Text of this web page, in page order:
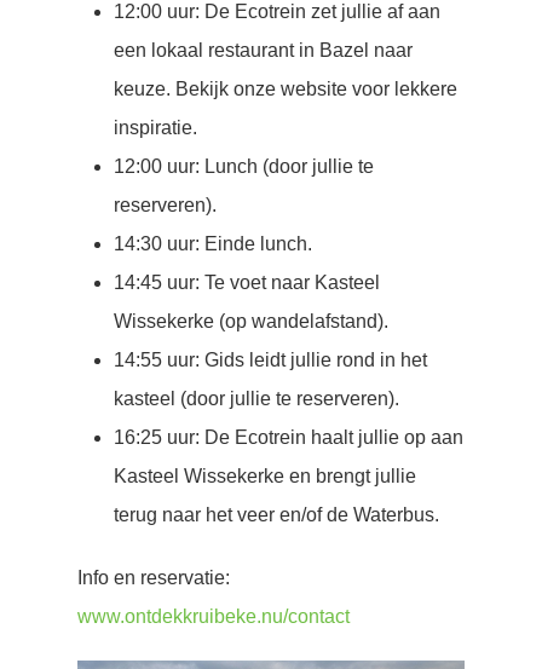
12:00 uur: De Ecotrein zet jullie af aan
een lokaal restaurant in Bazel naar
keuze. Bekijk onze website voor lekkere
inspiratie.
12:00 uur: Lunch (door jullie te
reserveren).
14:30 uur: Einde lunch.
14:45 uur: Te voet naar Kasteel
Wissekerke (op wandelafstand).
14:55 uur: Gids leidt jullie rond in het
kasteel (door jullie te reserveren).
16:25 uur: De Ecotrein haalt jullie op aan
Kasteel Wissekerke en brengt jullie
terug naar het veer en/of de Waterbus.
Info en reservatie:
www.ontdekkruibeke.nu/contact